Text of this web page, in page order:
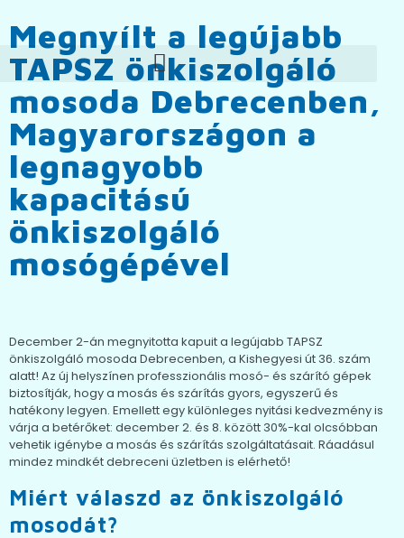
Megnyílt a legújabb
TAPSZ önkiszolgáló
mosoda Debrecenben,
Magyarországon a
legnagyobb
kapacitású
önkiszolgáló
mosógépével
December 2-án megnyitotta kapuit a legújabb TAPSZ
önkiszolgáló mosoda Debrecenben, a Kishegyesi út 36. szám
alatt! Az új helyszínen professzionális mosó- és szárító gépek
biztosítják, hogy a mosás és szárítás gyors, egyszerű és
hatékony legyen. Emellett egy különleges nyitási kedvezmény is
várja a betérőket: december 2. és 8. között 30%-kal olcsóbban
vehetik igénybe a mosás és szárítás szolgáltatásait. Ráadásul
mindez mindkét debreceni üzletben is elérhető!
Miért válaszd az önkiszolgáló
mosodát?